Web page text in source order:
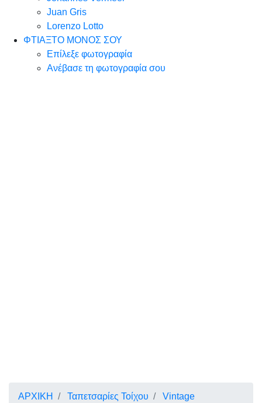
Juan Gris
Lorenzo Lotto
ΦΤΙΑΞΤΟ ΜΟΝΟΣ ΣΟΥ
Επίλεξε φωτογραφία
Ανέβασε τη φωτογραφία σου
ΑΡΧΙΚΗ Ταπετσαρίες Τοίχου Vintage